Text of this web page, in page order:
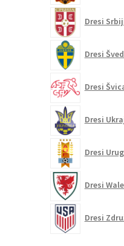
Dresi
Dresi
Dresi
Dresi
Dresi
Dresi
Dresi